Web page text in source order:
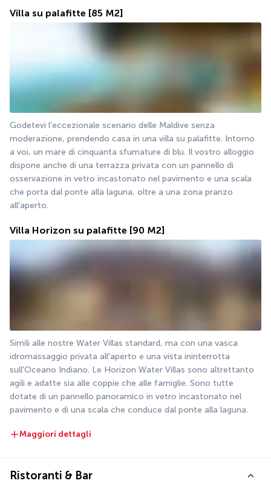
Villa su palafitte [85 M2]
Godetevi l'eccezionale scenario delle Maldive senza
moderazione, prendendo casa in una villa su palafitte. Intorno
a voi, un mare di cinquanta sfumature di blu. Il vostro alloggio
dispone anche di una terrazza privata con un pannello di
osservazione in vetro incastonato nel pavimento e una scala
che porta dal ponte alla laguna, oltre a una zona pranzo
all'aperto.
Villa Horizon su palafitte [90 M2]
Simili alle nostre Water Villas standard, ma con una vasca
idromassaggio privata all'aperto e una vista ininterrotta
sull'Oceano Indiano. Le Horizon Water Villas sono altrettanto
agili e adatte sia alle coppie che alle famiglie. Sono tutte
dotate di un pannello panoramico in vetro incastonato nel
pavimento e di una scala che conduce dal ponte alla laguna.
Maggiori dettagli
Ristoranti & Bar